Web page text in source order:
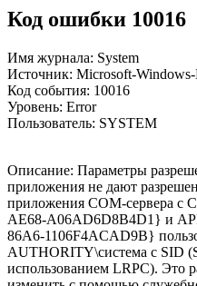
Код ошибки 10016
Имя журнала: System
Источник: Microsoft-
Код события: 10016
Уровень: Error
Пользователь: SYSTEM
Описание: Параметры
приложения не дают
приложения COM-сервера с
AE68-A06AD6D8B4D1} и
86A6-1106F4ACAD9B}
AUTHORITY\система с SID
использованием LRPC). Это